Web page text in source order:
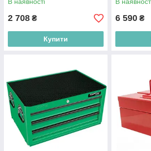
2 708 ₴
Купити
6 590 ₴